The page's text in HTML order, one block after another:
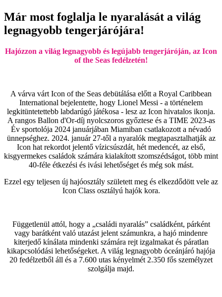
Már most foglalja le nyaralását a világ
legnagyobb tengerjárójára!
Hajózzon a világ legnagyobb és legújabb tengerjáróján, az Icon
of the Seas fedélzetén!
A várva várt Icon of the Seas debütálása előtt a Royal Caribbean
International bejelentette, hogy Lionel Messi - a történelem
legkitüntetettebb labdarúgó játékosa - lesz az Icon hivatalos ikonja.
A rangos Ballon d'Or-díj nyolcszoros győztese és a TIME 2023-as
Év sportolója 2024 januárjában Miamiban csatlakozott a névadó
ünnepséghez. 2024. január 27-től a nyaralók megtapasztalhatják az
Icon hat rekordot jelentő vízicsúszdát, hét medencét, az első,
kisgyermekes családok számára kialakított szomszédságot, több mint
40-féle étkezési és ivási lehetőséget és még sok mást.
Ezzel egy teljesen új hajóosztály született meg és elkezdődött vele az
Icon Class osztályú hajók kora.
Függetlenül attól, hogy a „családi nyaralás” családként, párként
vagy barátként való utazást jelent számunkra, a hajó mindenre
kiterjedő kínálata mindenki számára rejt izgalmakat és páratlan
kikapcsolódási lehetőségeket. A világ legnagyobb óceánjáró hajója
20 fedélzetből áll és a 7.600 utas kényelmét 2.350 fős személyzet
szolgálja majd.